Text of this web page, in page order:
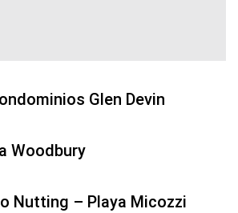
Glen Devin
Woodbury
Nutting – Playa Micozzi